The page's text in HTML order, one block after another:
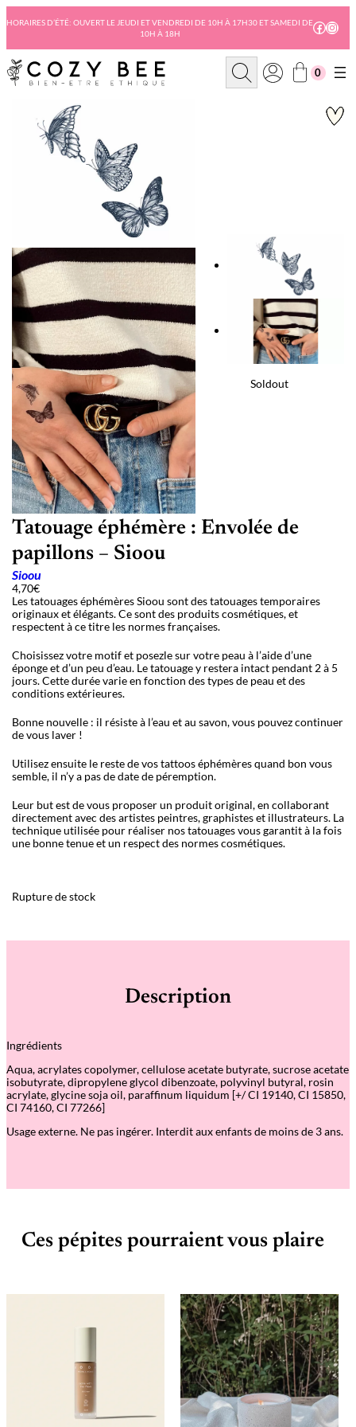
au
HORAIRES D’ÉTÉ: OUVERT LE JEUDI ET VENDREDI DE 10H À 17H30 ET SAMEDI DE
10H À 18H
R
c
0
Soldout
Tatouage éphémère : Envolée de
papillons – Sioou
Sioou
4,70€
Les tatouages éphémères Sioou sont des tatouages temporaires
originaux et élégants. Ce sont des produits cosmétiques, et
respectent à ce titre les normes françaises.
Choisissez votre motif et posezle sur votre peau à l’aide d’une
éponge et d’un peu d’eau. Le tatouage y restera intact pendant 2 à 5
jours. Cette durée varie en fonction des types de peau et des
conditions extérieures.
Bonne nouvelle : il résiste à l’eau et au savon, vous pouvez continuer
de vous laver !
Utilisez ensuite le reste de vos tattoos éphémères quand bon vous
semble, il n’y a pas de date de péremption.
Leur but est de vous proposer un produit original, en collaborant
directement avec des artistes peintres, graphistes et illustrateurs. La
technique utilisée pour réaliser nos tatouages vous garantit à la fois
une bonne tenue et un respect des normes cosmétiques.
Rupture de stock
Description
Ingrédients
Aqua, acrylates copolymer, cellulose acetate butyrate, sucrose acetate
isobutyrate, dipropylene glycol dibenzoate, polyvinyl butyral, rosin
acrylate, glycine soja oil, paraffinum liquidum [+/ CI 19140, CI 15850,
CI 74160, CI 77266]
Usage externe. Ne pas ingérer. Interdit aux enfants de moins de 3 ans.
Ces pépites pourraient vous plaire